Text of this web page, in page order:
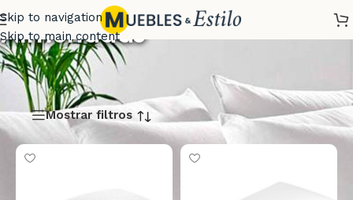
Skip to navigation
Skip to main content
Almohadas
Mostrar filtros